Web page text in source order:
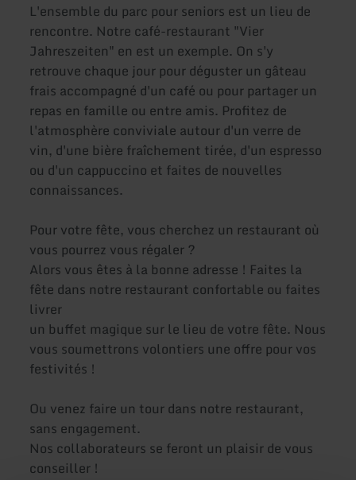
L'ensemble du parc pour seniors est un lieu de
rencontre. Notre café-restaurant "Vier
Jahreszeiten" en est un exemple. On s'y
retrouve chaque jour pour déguster un gâteau
frais accompagné d'un café ou pour partager un
repas en famille ou entre amis. Profitez de
l'atmosphère conviviale autour d'un verre de
vin, d'une bière fraîchement tirée, d'un espresso
ou d'un cappuccino et faites de nouvelles
connaissances.
Pour votre fête, vous cherchez un restaurant où
vous pourrez vous régaler ?
Alors vous êtes à la bonne adresse ! Faites la
fête dans notre restaurant confortable ou faites
livrer
un buffet magique sur le lieu de votre fête. Nous
vous soumettrons volontiers une offre pour vos
festivités !
Ou venez faire un tour dans notre restaurant,
sans engagement.
Nos collaborateurs se feront un plaisir de vous
conseiller !